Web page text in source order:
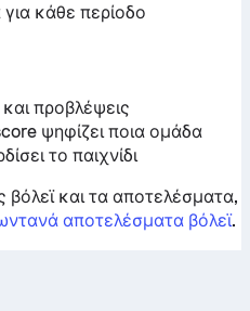
κάθε περίοδο
προβλέψεις
ψηφίζει ποια ομάδα
το παιχνίδι
βόλεϊ και τα αποτελέσματα,
αποτελέσματα βόλεϊ.